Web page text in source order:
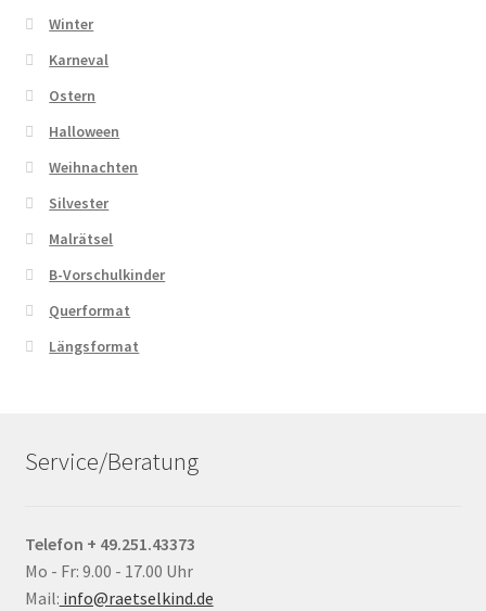
Winter
Karneval
Ostern
Halloween
Weihnachten
Silvester
Malrätsel
B-Vorschulkinder
Querformat
Längsformat
Service/Beratung
Telefon + 49.251.43373
Mo - Fr: 9.00 - 17.00 Uhr
Mail: info@raetselkind.de